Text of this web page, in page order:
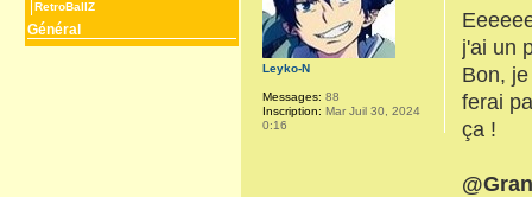
RetroBallZ
Général
j'ai un
Bon,
ferai
ça !
Leyko-N
Messages: 88
Inscription: Mar Juil 30, 2024
0:16